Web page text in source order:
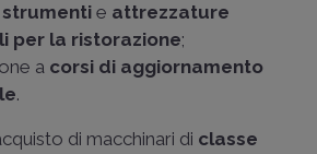
e attrezzature
per la ristorazione;
a corsi di aggiornamento
.
di macchinari di classe